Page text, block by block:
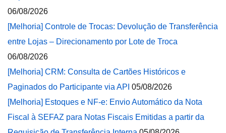
06/08/2026
[Melhoria] Controle de Trocas: Devolução de Transferência
entre Lojas – Direcionamento por Lote de Troca
06/08/2026
[Melhoria] CRM: Consulta de Cartões Históricos e
Paginados do Participante via API 05/08/2026
[Melhoria] Estoques e NF-e: Envio Automático da Nota
Fiscal à SEFAZ para Notas Fiscais Emitidas a partir da